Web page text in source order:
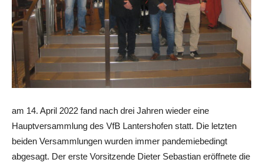
am 14. April 2022 fand nach drei Jahren wieder eine
Hauptversammlung des VfB Lantershofen statt. Die letzten
beiden Versammlungen wurden immer pandemiebedingt
abgesagt. Der erste Vorsitzende Dieter Sebastian eröffnete die